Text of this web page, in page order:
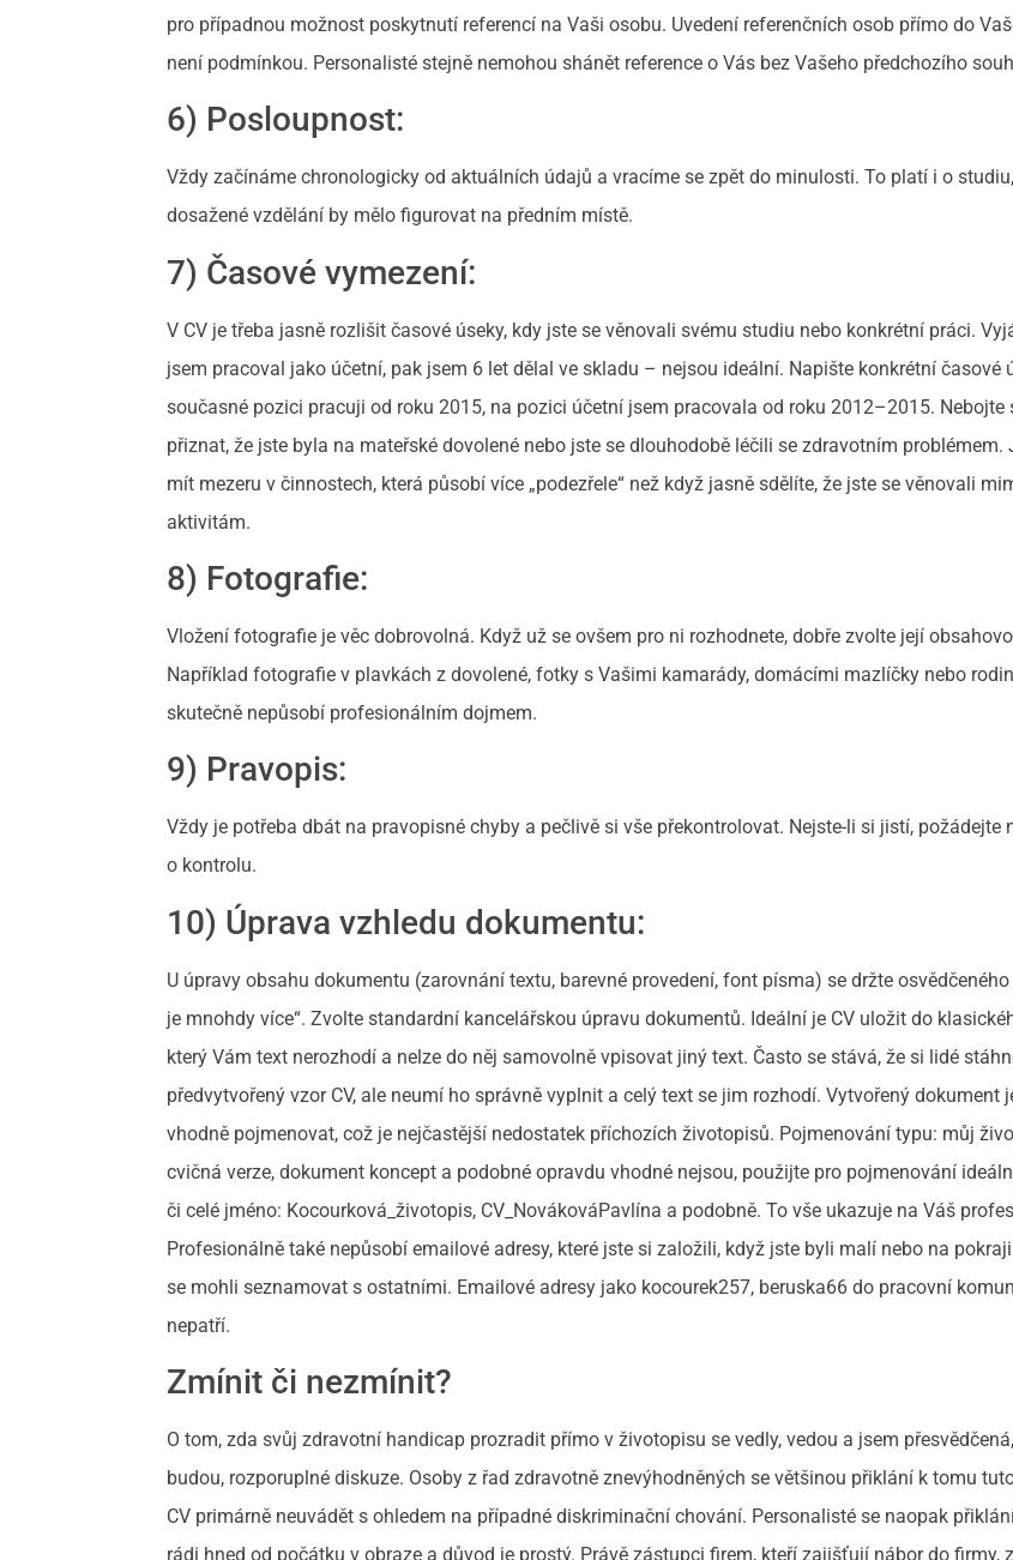
pro případnou možnost poskytnutí referencí na Vaši osobu. Uvedení referenčních osob přímo do
není podmínkou. Personalisté stejně nemohou shánět reference o Vás bez Vašeho předchozího
6) Posloupnost:
Vždy začínáme chronologicky od aktuálních údajů a vracíme se zpět do minulosti. To platí i o
dosažené vzdělání by mělo figurovat na předním místě.
7) Časové vymezení:
V CV je třeba jasně rozlišit časové úseky, kdy jste se věnovali svému studiu nebo konkrétní práci.
jsem pracoval jako účetní, pak jsem 6 let dělal ve skladu – nejsou ideální. Napište konkrétní časové
současné pozici pracuji od roku 2015, na pozici účetní jsem pracovala od roku 2012–2015. Nebojte
přiznat, že jste byla na mateřské dovolené nebo jste se dlouhodobě léčili se zdravotním problémem.
mít mezeru v činnostech, která působí více „podezřele“ než když jasně sdělíte, že jste se věnovali
aktivitám.
8) Fotografie:
Vložení fotografie je věc dobrovolná. Když už se ovšem pro ni rozhodnete, dobře zvolte její
Například fotografie v plavkách z dovolené, fotky s Vašimi kamarády, domácími mazlíčky nebo
skutečně nepůsobí profesionálním dojmem.
9) Pravopis:
Vždy je potřeba dbát na pravopisné chyby a pečlivě si vše překontrolovat. Nejste-li si jistí, požádejte
o kontrolu.
10) Úprava vzhledu dokumentu:
U úpravy obsahu dokumentu (zarovnání textu, barevné provedení, font písma) se držte
je mnohdy více“. Zvolte standardní kancelářskou úpravu dokumentů. Ideální je CV uložit do
který Vám text nerozhodí a nelze do něj samovolně vpisovat jiný text. Často se stává, že si lidé
předvytvořený vzor CV, ale neumí ho správně vyplnit a celý text se jim rozhodí. Vytvořený dokument
vhodně pojmenovat, což je nejčastější nedostatek příchozích životopisů. Pojmenování typu: můj
cvičná verze, dokument koncept a podobné opravdu vhodné nejsou, použijte pro pojmenování
či celé jméno: Kocourková_životopis, CV_NovákováPavlína a podobně. To vše ukazuje na Váš
Profesionálně také nepůsobí emailové adresy, které jste si založili, když jste byli malí nebo na
se mohli seznamovat s ostatními. Emailové adresy jako kocourek257, beruska66 do pracovní
nepatří.
Zmínit či nezmínit?
O tom, zda svůj zdravotní handicap prozradit přímo v životopisu se vedly, vedou a jsem
budou, rozporuplné diskuze. Osoby z řad zdravotně znevýhodněných se většinou přiklání k tomu
CV primárně neuvádět s ohledem na případné diskriminační chování. Personalisté se naopak
rádi hned od počátku v obraze a důvod je prostý. Právě zástupci firem, kteří zajišťují nábor do firmy,